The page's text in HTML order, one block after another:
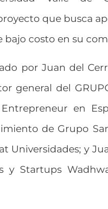
que busca
bajo costo en su
por Juan del
general del
en
de Grupo
Universidades; y
y Startups